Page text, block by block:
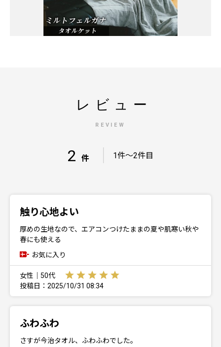
レビュー
REVIEW
2 件 1件～2件目
触り心地よい
厚めの生地なので、エアコンつけたままの夏や肌寒い秋や
春にも使える
お気に入り
女性｜50代
投稿日：2025/10/31 08:34
ふわふわ
さすが今治タオル、ふわふわでした。